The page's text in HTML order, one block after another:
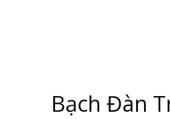
Bạch Đàn